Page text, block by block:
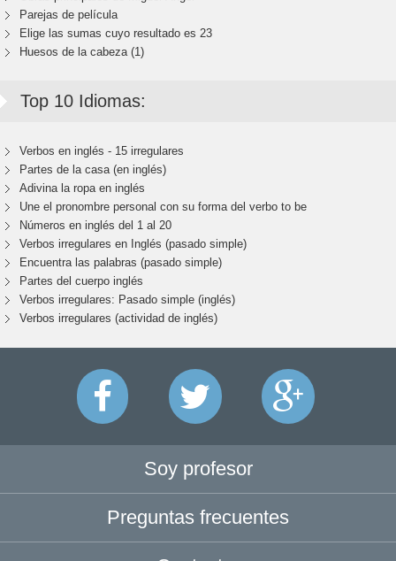
Parejas de película
Elige las sumas cuyo resultado es 23
Huesos de la cabeza (1)
Top 10 Idiomas:
Verbos en inglés - 15 irregulares
Partes de la casa (en inglés)
Adivina la ropa en inglés
Une el pronombre personal con su forma del verbo to be
Números en inglés del 1 al 20
Verbos irregulares en Inglés (pasado simple)
Encuentra las palabras (pasado simple)
Partes del cuerpo inglés
Verbos irregulares: Pasado simple (inglés)
Verbos irregulares (actividad de inglés)
Soy profesor
Preguntas frecuentes